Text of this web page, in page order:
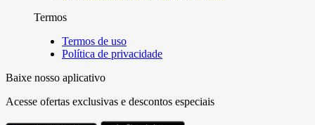
Termos
Termos de uso
Política de privacidade
Baixe nosso aplicativo
Acesse ofertas exclusivas e descontos especiais